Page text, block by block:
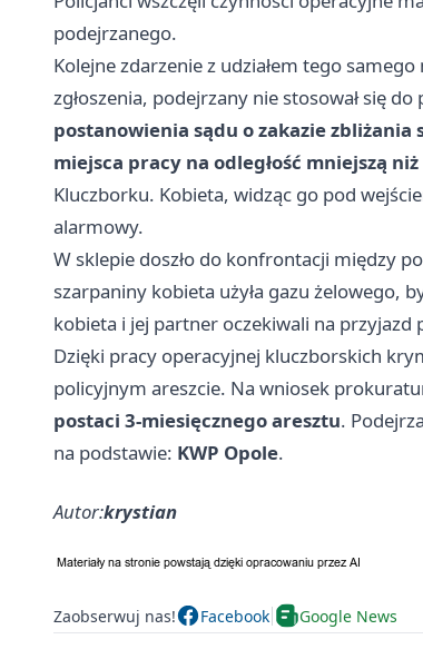
podejrzanego.
Kolejne zdarzenie z udziałem tego
zgłoszenia, podejrzany nie stosował się
postanowienia sądu o zakazie
miejsca pracy na odległość mniejszą
Kluczborku. Kobieta, widząc go pod
alarmowy.
W sklepie doszło do konfrontacji między
szarpaniny kobieta użyła gazu żelowego,
kobieta i jej partner oczekiwali na przyjazd
Dzięki pracy operacyjnej kluczborskich
policyjnym areszcie. Na wniosek
postaci 3-miesięcznego aresztu.
na podstawie: KWP Opole.
Autor:krystian
Zaobserwuj nas! Facebook Google News